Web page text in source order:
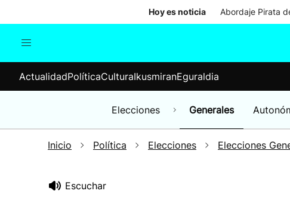
Hoy es noticia Abordaje Pirata
Elecciones
ActualidadPolíticaCulturaIkusmiranEguraldia
Elecciones Generales
Inicio Política Elecciones Elecciones
Escuchar